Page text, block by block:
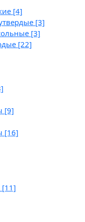
[4]
[3]
[3]
[22]
[9]
[16]
[11]